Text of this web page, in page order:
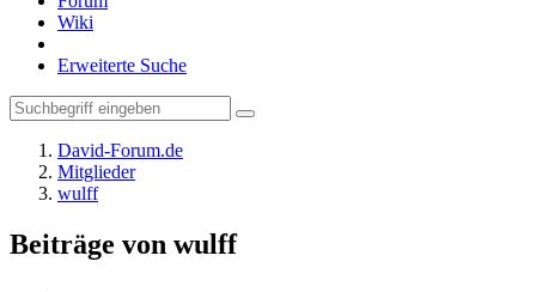
Wiki
Erweiterte Suche
David-Forum.de
Mitglieder
wulff
Beiträge von wulff